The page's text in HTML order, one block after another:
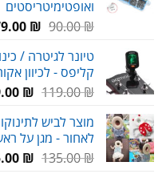
ואופטימיטריסטים
90.00₪
המחיר
היה:
90.00 ₪.
₪
טיונר לגיטרה /
קליפס - לכיוון
119.00₪
המחיר
היה:
₪.
₪
מוצר לביש
לאחור - מגן על
135.00₪
המחיר
₪